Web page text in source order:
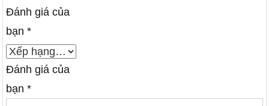
Đánh giá của
bạn*
Đánh giá của
bạn*